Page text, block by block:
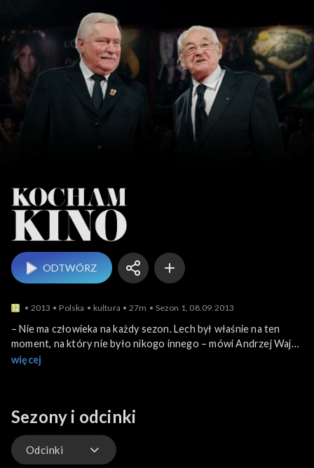
ODTWÓRZ
2013 Polska kultura 27m Sezon 1, 08.09.2013
– Nie ma człowieka na każdy sezon. Lech był właśnie na ten
moment, na który nie było nikogo innego – mówi Andrzej Wajda
o bohaterze swojego najnowszego filmu. „Wałęsę. Człowieka z
więcej
Sezony i odcinki
Odcinki